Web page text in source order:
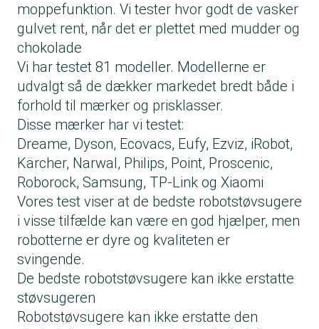
moppefunktion. Vi tester hvor godt de vasker
gulvet rent, når det er plettet med mudder og
chokolade
Vi har testet 81 modeller. Modellerne er
udvalgt så de dækker markedet bredt både i
forhold til mærker og prisklasser.
Disse mærker har vi testet:
Dreame, Dyson, Ecovacs, Eufy, Ezviz, iRobot,
Kärcher, Narwal, Philips, Point, Proscenic,
Roborock, Samsung, TP-Link og Xiaomi
Vores test viser at de bedste robotstøvsugere
i visse tilfælde kan være en god hjælper, men
robotterne er dyre og kvaliteten er
svingende.
De bedste robotstøvsugere kan ikke erstatte
støvsugeren
Robotstøvsugere kan ikke erstatte den